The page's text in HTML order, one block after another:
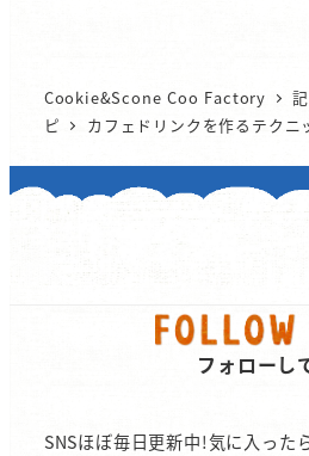
Cookie&Scone Coo Factory
ピ
カフェドリンクを作るテクニ
フォローし
SNSほぼ毎日更新中!気に入った